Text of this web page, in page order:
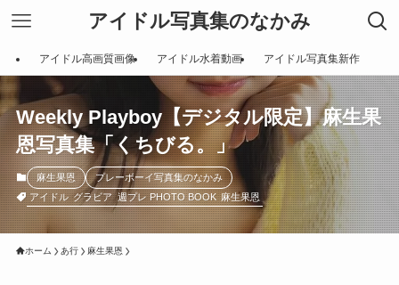
アイドル写真集のなかみ
アイドル高画質画像 アイドル水着動画 アイドル写真集新作
Weekly Playboy【デジタル限定】麻生果
恩写真集「くちびる。」
麻生果恩
プレーボーイ写真集のなかみ
アイドル グラビア 週プレ PHOTO BOOK 麻生果恩
ホーム あ行 麻生果恩